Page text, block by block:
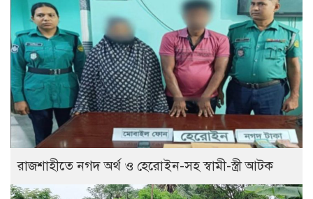
রাজশাহীতে নগদ অর্থ ও হেরোইন-সহ স্বামী-স্ত্রী আটক